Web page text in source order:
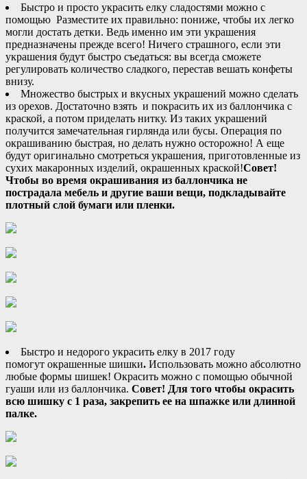
Быстро и просто украсить елку сладостями можно с
помощью Разместите их правильно: пониже, чтобы их легко
могли достать детки. Ведь именно им эти украшения
предназначены прежде всего! Ничего страшного, если эти
украшения будут быстро съедаться: вы всегда сможете
регулировать количество сладкого, перестав вешать конфеты
внизу.
Множество быстрых и вкусных украшений можно сделать
из орехов. Достаточно взять и покрасить их из баллончика с
краской, а потом приделать нитку. Из таких украшений
получится замечательная гирлянда или бусы. Операция по
окрашиванию быстрая, но делать нужно осторожно! А еще
будут оригинально смотреться украшения, приготовленные из
сухих макаронных изделий, окрашенных краской!Совет!
Чтобы во время окрашивания из баллончика не
пострадала мебель и другие ваши вещи, подкладывайте
плотный слой бумаги или пленки.
Быстро и недорого украсить елку в 2017 году
помогут окрашенные шишки. Использовать можно абсолютно
любые формы шишек! Окрасить можно с помощью обычной
гуаши или из баллончика. Совет! Для того чтобы окрасить
всю шишку с 1 раза, закрепить ее на шпажке или длинной
палке.